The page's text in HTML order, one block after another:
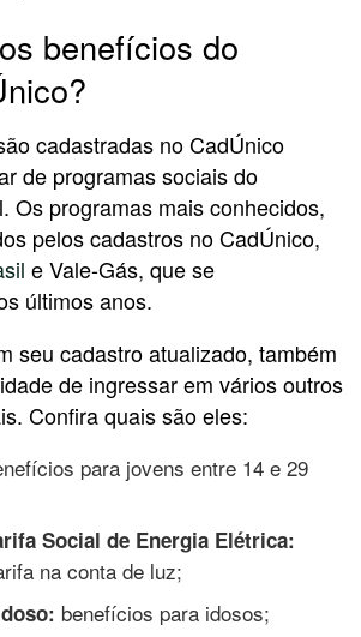
benefícios do
cadastradas no CadÚnico
de programas sociais do
Os programas mais conhecidos,
pelos cadastros no CadÚnico,
e Vale-Gás, que se
últimos anos.
seu cadastro atualizado, também
de ingressar em vários outros
Confira quais são eles:
para jovens entre 14 e 29
Social de Energia Elétrica:
na conta de luz;
benefícios para idosos;